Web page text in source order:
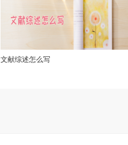
文献综述怎么写